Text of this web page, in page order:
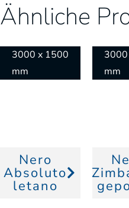
Ähnliche
3000 x 1500
mm
Nero
Absoluto
letano
mm